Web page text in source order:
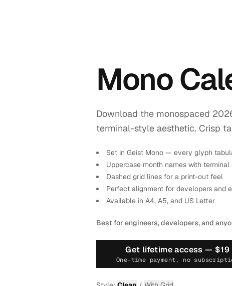
Mono
Download the monospaced
terminal-style aesthetic. Crisp
Set in Geist Mono — every glyph
Uppercase month names with
Dashed grid lines for a print-out feel
Perfect alignment for developers and
Available in A4, A5, and US Letter
Best for engineers, developers, and
Get lifetime access — $19
One-time payment, no